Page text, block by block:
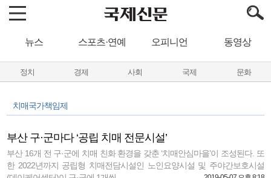
뉴스 스포츠·연예 오피니언 동영상
정치 경제 사회 국제 문화
치매국가책임제
부산 구·군마다 ‘공립 치매 전문시설’
부산 16개 전 구·군에 치매 친화 환경을 갖춘 ‘치매안심마을’이 조성된다. 또
한 2022년까지 공립형 치매전담시설인 노인요양시설 및 주야간보호시설